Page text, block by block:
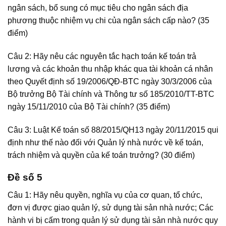
ngân sách, bổ sung có mục tiêu cho ngân sách địa
phương thuộc nhiệm vụ chi của ngân sách cấp nào? (35
điểm)
Câu 2: Hãy nêu các nguyên tắc hạch toán kế toán trả
lương và các khoản thu nhập khác qua tài khoản cá nhân
theo Quyết định số 19/2006/QĐ-BTC ngày 30/3/2006 của
Bộ trưởng Bộ Tài chính và Thông tư số 185/2010/TT-BTC
ngày 15/11/2010 của Bộ Tài chính? (35 điểm)
Câu 3: Luật Kế toán số 88/2015/QH13 ngày 20/11/2015 qui
định như thế nào đối với Quản lý nhà nước về kế toán,
trách nhiệm và quyền của kế toán trưởng? (30 điểm)
Đề số 5
Câu 1: Hãy nêu quyền, nghĩa vụ của cơ quan, tổ chức,
đơn vị được giao quản lý, sử dụng tài sản nhà nước; Các
hành vi bị cấm trong quản lý sử dụng tài sản nhà nước quy